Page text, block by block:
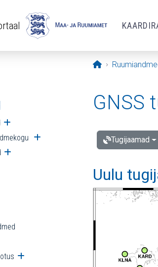
Avaleht
Ava alammenüü
Ava alammenüü
Ava alammenüü
alammenüü
alammenüü
Ava alammenüü
GNSS
Tugijaamad
Uulu